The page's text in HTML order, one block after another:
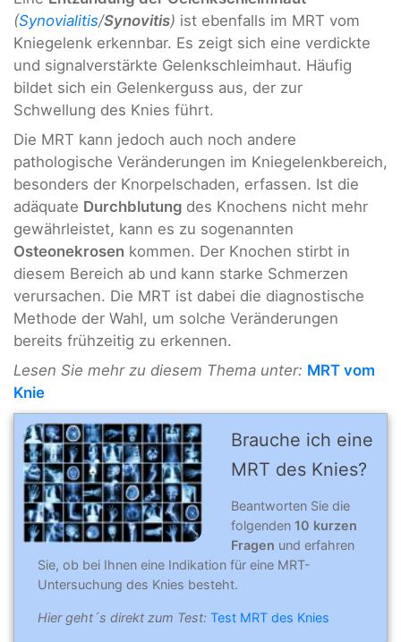
(Synovialitis/Synovitis) ist ebenfalls im MRT vom
Kniegelenk erkennbar. Es zeigt sich eine verdickte
und signalverstärkte Gelenkschleimhaut. Häufig
bildet sich ein Gelenkerguss aus, der zur
Schwellung des Knies führt.
Die MRT kann jedoch auch noch andere
pathologische Veränderungen im Kniegelenkbereich,
besonders der Knorpelschaden, erfassen. Ist die
adäquate Durchblutung des Knochens nicht mehr
gewährleistet, kann es zu sogenannten
Osteonekrosen kommen. Der Knochen stirbt in
diesem Bereich ab und kann starke Schmerzen
verursachen. Die MRT ist dabei die diagnostische
Methode der Wahl, um solche Veränderungen
bereits frühzeitig zu erkennen.
Lesen Sie mehr zu diesem Thema unter: MRT vom
Knie
Brauche ich eine
MRT des Knies?
Beantworten Sie die
folgenden 10 kurzen
Fragen und erfahren
Sie, ob bei Ihnen eine Indikation für eine MRT-
Untersuchung des Knies besteht.
Hier geht´s direkt zum Test: Test MRT des Knies